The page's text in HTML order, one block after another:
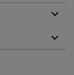
（税抜価格 ￥
（税抜価格 ￥
（税抜価格 ￥